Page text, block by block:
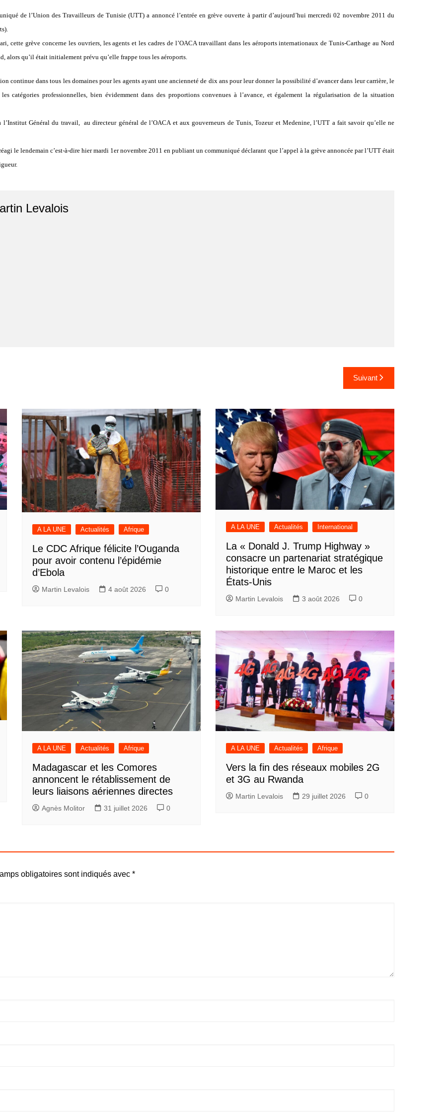
de l’Union des Travailleurs de Tunisie (UTT) a annoncé l’entrée en grève ouverte à partir d’aujourd’hui mercredi 02 novembre 2011 du
cette grève concerne les ouvriers, les agents et les cadres de l’OACA travaillant dans les aéroports internationaux de Tunis-Carthage au Nord
alors qu’il était initialement prévu qu’elle frappe tous les aéroports.
continue dans tous les domaines pour les agents ayant une ancienneté de dix ans pour leur donner la possibilité d’avancer dans leur carrière, le
catégories professionnelles, bien évidemment dans des proportions convenues à l’avance, et également la régularisation de la situation
l’Institut Général du travail, au directeur général de l’OACA et aux gouverneurs de Tunis, Tozeur et Medenine, l’UTT a fait savoir qu’elle ne
le lendemain c’est-à-dire hier mardi 1er novembre 2011 en publiant un communiqué déclarant que l’appel à la grève annoncée par l’UTT était
Levalois
Suivant
A LA UNE Actualités Afrique
Le CDC Afrique félicite l’Ouganda
pour avoir contenu l’épidémie
d’Ebola
Martin Levalois 4 août 2026 0
A LA UNE Actualités International
La « Donald J. Trump Highway »
consacre un partenariat stratégique
historique entre le Maroc et les
États-Unis
Martin Levalois 3 août 2026 0
A LA UNE Actualités Afrique
Madagascar et les Comores
annoncent le rétablissement de
leurs liaisons aériennes directes
Agnès Molitor 31 juillet 2026 0
A LA UNE Actualités Afrique
Vers la fin des réseaux mobiles 2G
et 3G au Rwanda
Martin Levalois 29 juillet 2026 0
obligatoires sont indiqués avec *